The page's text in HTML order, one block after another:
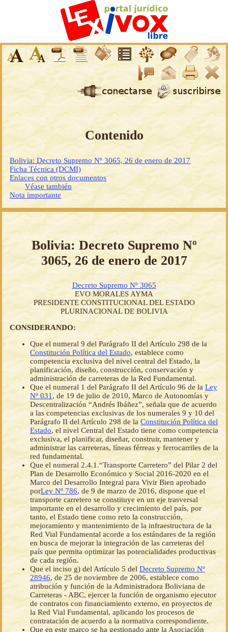
Contenido
Bolivia: Decreto Supremo Nº 3065, 26 de enero de 2017
Ficha Técnica (DCMI)
Enlaces con otros documentos
Véase también
Nota importante
Bolivia: Decreto Supremo Nº
3065, 26 de enero de 2017
Decreto Supremo Nº 3065
EVO MORALES AYMA
PRESIDENTE CONSTITUCIONAL DEL ESTADO
PLURINACIONAL DE BOLIVIA
CONSIDERANDO:
Que el numeral 9 del Parágrafo II del Artículo 298 de la
Constitución Política del Estado, establece como
competencia exclusiva del nivel central del Estado, la
planificación, diseño, construcción, conservación y
administración de carreteras de la Red Fundamental.
Que el numeral 1 del Parágrafo II del Artículo 96 de la Ley
Nº 031 , de 19 de julio de 2010, Marco de Autonomías y
Descentralización “Andrés Ibáñez”, señala que de acuerdo
a las competencias exclusivas de los numerales 9 y 10 del
Parágrafo II del Artículo 298 de laConstitución Política del
Estado, el nivel Central del Estado tiene como competencia
exclusiva, el planificar, diseñar, construir, mantener y
administrar las carreteras, líneas férreas y ferrocarriles de la
red fundamental.
Que el numeral 2.4.1.“Transporte Carretero” del Pilar 2 del
Plan de Desarrollo Económico y Social 2016-2020 en el
Marco del Desarrollo Integral para Vivir Bien aprobado
porLey Nº 786, de 9 de marzo de 2016, dispone que el
transporte carretero se constituye en un eje trasversal
importante en el desarrollo y crecimiento del país, por
tanto, el Estado tiene como reto la construcción,
mejoramiento y mantenimiento de la infraestructura de la
Red Vial Fundamental acorde a los estándares de la región
en busca de mejorar la integración de las carreteras del
país que permita optimizar las potencialidades productivas
de cada región.
Que el inciso g) del Artículo 5 del Decreto Supremo Nº
28946, de 25 de noviembre de 2006, establece como
atribución y función de la Administradora Boliviana de
Carreteras - ABC, ejercer la función de organismo ejecutor
de contratos con financiamiento externo, en proyectos de
la Red Vial Fundamental, aplicando los procesos de
contratación de acuerdo a la normativa correspondiente.
Que en este marco se ha gestionado ante la Asociación